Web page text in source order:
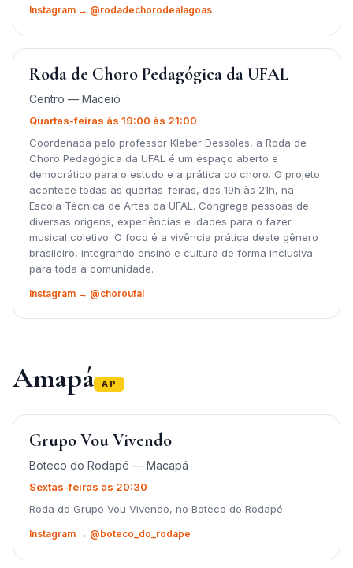
Instagram → @rodadechorodealagoas
Roda de Choro Pedagógica da UFAL
Centro — Maceió
Quartas-feiras às 19:00 às 21:00
Coordenada pelo professor Kleber Dessoles, a Roda de
Choro Pedagógica da UFAL é um espaço aberto e
democrático para o estudo e a prática do choro. O projeto
acontece todas as quartas-feiras, das 19h às 21h, na
Escola Técnica de Artes da UFAL. Congrega pessoas de
diversas origens, experiências e idades para o fazer
musical coletivo. O foco é a vivência prática deste gênero
brasileiro, integrando ensino e cultura de forma inclusiva
para toda a comunidade.
Instagram → @choroufal
Amapá AP
Grupo Vou Vivendo
Boteco do Rodapé — Macapá
Sextas-feiras às 20:30
Roda do Grupo Vou Vivendo, no Boteco do Rodapé.
Instagram → @boteco_do_rodape